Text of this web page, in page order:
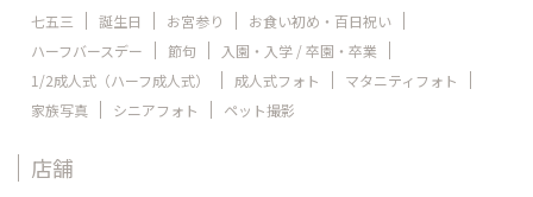
七五三 誕生日 お宮参り
お食い初め・百日祝い
ハーフバースデー
節句
入園・入学 / 卒園・卒業
1/2成人式（ハーフ成人式）
成人式フォト
マタニティフォト
家族写真
シニアフォト ペット撮影
店舗